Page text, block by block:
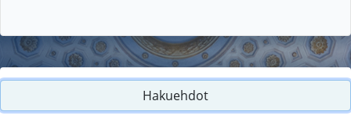
Hakuehdot